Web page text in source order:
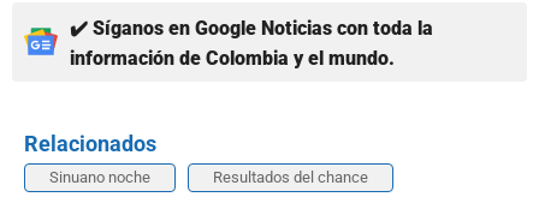
✔️ Síganos en Google Noticias con toda la
información de Colombia y el mundo.
Relacionados
Sinuano noche Resultados del chance